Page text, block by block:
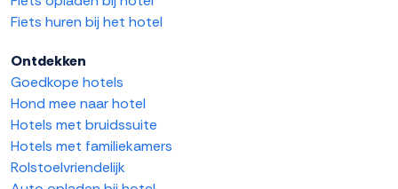
Fiets huren bij het hotel
Ontdekken
Goedkope hotels
Hond mee naar hotel
Hotels met bruidssuite
Hotels met familiekamers
Rolstoelvriendelijk